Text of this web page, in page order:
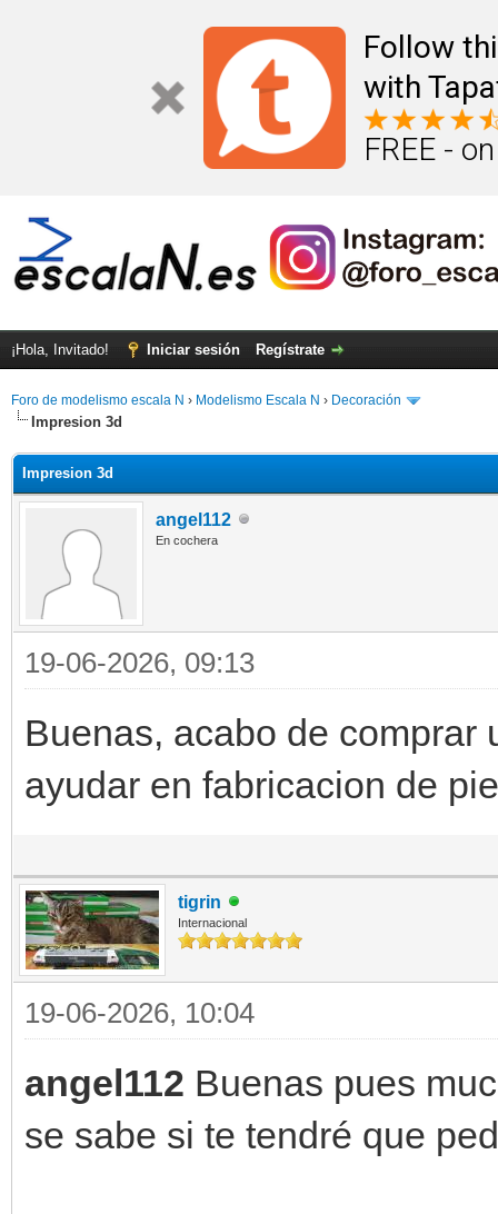
Follow
with
FREE -
¡Hola, Invitado! Iniciar sesión Regístrate
Foro de modelismo escala N › Modelismo Escala N › Decoración
Impresion 3d
Impresion 3d
angel112
En cochera
19-06-2026, 09:13
Buenas, acabo de comprar
ayudar en fabricacion de
tigrin
Internacional
19-06-2026, 10:04
angel112 Buenas pues
se sabe si te tendré que